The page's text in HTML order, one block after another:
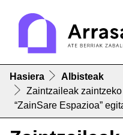
Hasiera
Albisteak
Zaintzaileak
“ZainSare Espazioa”